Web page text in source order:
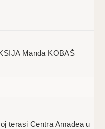
Manda KOBAŠ
terasi Centra Amadea u